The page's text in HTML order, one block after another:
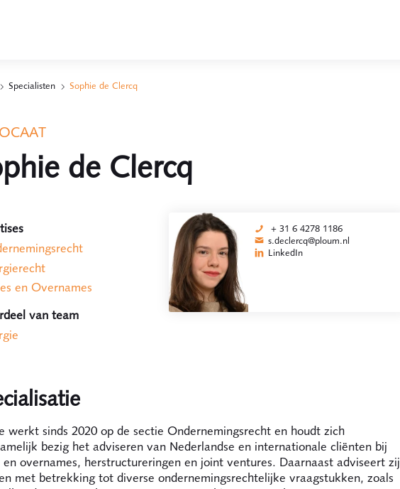
Specialisten Sophie de Clercq
de Clercq
en Overnames
van team
+ 31 6 4278 1186
s.declercq@ploum.nl
LinkedIn
werkt sinds 2020 op de sectie Ondernemingsrecht en houdt zich
bezig het adviseren van Nederlandse en internationale cliënten bij
en overnames, herstructureringen en joint ventures. Daarnaast adviseert zij
met betrekking tot diverse ondernemingsrechtelijke vraagstukken, zoals